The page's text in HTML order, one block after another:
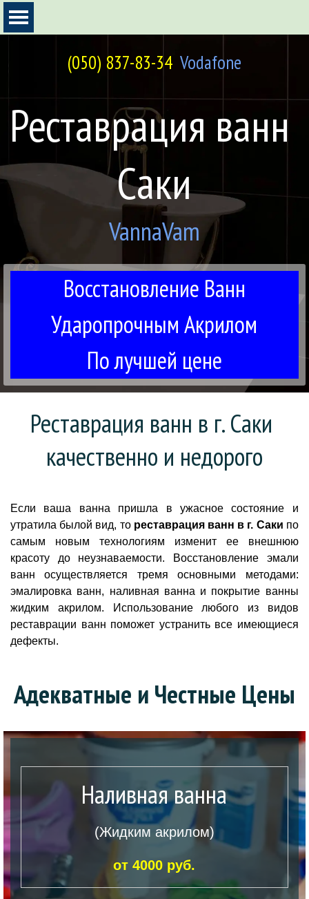
Перейти к контенту
Пропустить меню
(050) 837-83-34Vodafone
Реставрация ванн
Саки
VannaVam
Восстановление Ванн
Ударопрочным Акрилом
По лучшей цене
Реставрация ванн в г. Саки
качественно и недорого
Если ваша ванна пришла в ужасное состояние и
утратила былой вид, то реставрация ванн в г. Саки по
самым новым технологиям изменит ее внешнюю
красоту до неузнаваемости. Восстановление эмали
ванн осуществляется тремя основными методами:
эмалировка ванн, наливная ванна и покрытие ванны
жидким акрилом. Использование любого из видов
реставрации ванн поможет устранить все имеющиеся
дефекты.
Адекватные и Честные Цены
Наливная ванна
(Жидким акрилом)
от 4000 руб.